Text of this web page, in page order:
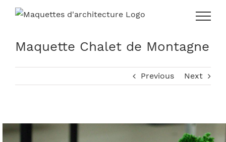
Skip
Maquette Chalet de Montagne
Previous Next